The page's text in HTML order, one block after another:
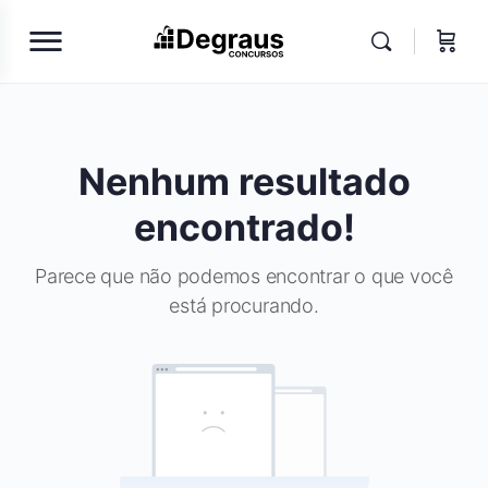
Nenhum resultado
encontrado!
Parece que não podemos encontrar o que você
está procurando.